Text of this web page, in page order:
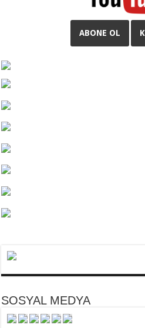
ABONE OL
SOSYAL MEDYA